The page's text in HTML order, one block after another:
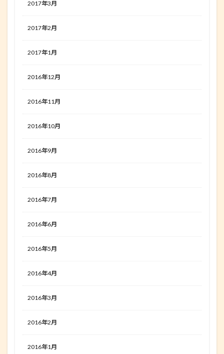
2017年3月
2017年2月
2017年1月
2016年12月
2016年11月
2016年10月
2016年9月
2016年8月
2016年7月
2016年6月
2016年5月
2016年4月
2016年3月
2016年2月
2016年1月